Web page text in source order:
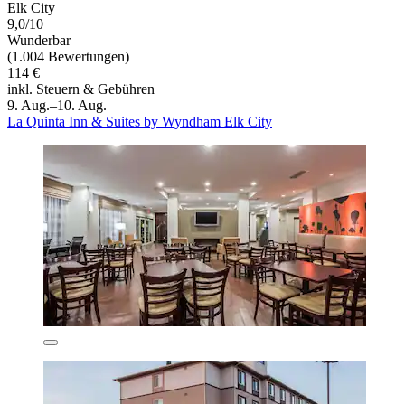
Elk City
9,0/10
Wunderbar
(1.004 Bewertungen)
114 €
inkl. Steuern & Gebühren
9. Aug.–10. Aug.
La Quinta Inn & Suites by Wyndham Elk City